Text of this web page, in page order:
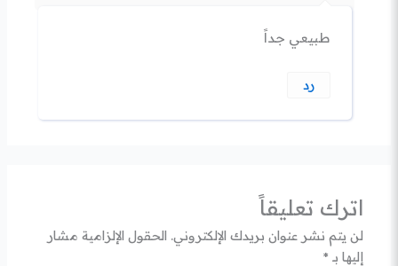
طبيعي جداً
رد
اترك تعليقاً
لن يتم نشر عنوان بريدك الإلكتروني. الحقول الإلزامية مشار
إليها بـ *